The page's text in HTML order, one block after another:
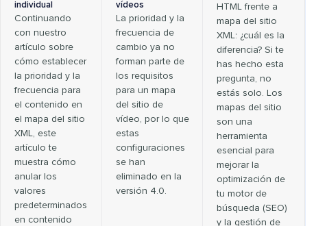
individual
Continuando
con nuestro
artículo sobre
cómo establecer
la prioridad y la
frecuencia para
el contenido en
el mapa del sitio
XML, este
artículo te
muestra cómo
anular los
valores
predeterminados
en contenido
vídeos
La prioridad y la
frecuencia de
cambio ya no
forman parte de
los requisitos
para un mapa
del sitio de
vídeo, por lo que
estas
configuraciones
se han
eliminado en la
versión 4.0.
HTML frente a
mapa del sitio
XML: ¿cuál es la
diferencia? Si te
has hecho esta
pregunta, no
estás solo. Los
mapas del sitio
son una
herramienta
esencial para
mejorar la
optimización de
tu motor de
búsqueda (SEO)
y la gestión de